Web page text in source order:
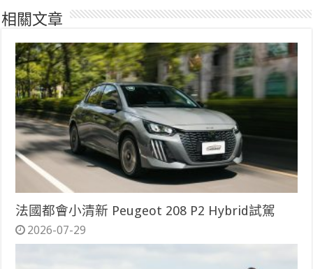
相關文章
法國都會小清新 Peugeot 208 P2 Hybrid試駕
2026-07-29